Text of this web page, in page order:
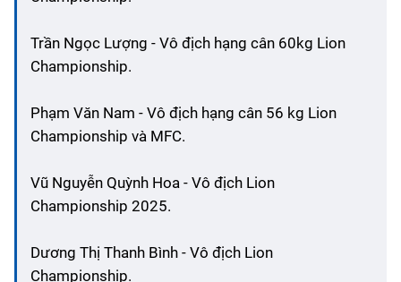
Trần Ngọc Lượng - Vô địch hạng cân 60kg Lion
Championship.
Phạm Văn Nam - Vô địch hạng cân 56 kg Lion
Championship và MFC.
Vũ Nguyễn Quỳnh Hoa - Vô địch Lion
Championship 2025.
Dương Thị Thanh Bình - Vô địch Lion
Championship.